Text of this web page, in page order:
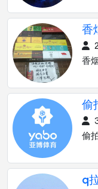
香
香
偷
偷
q